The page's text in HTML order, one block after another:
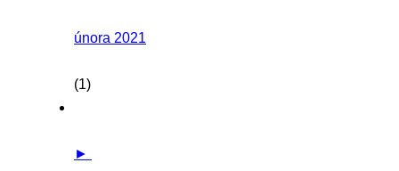
února 2021
(1)
►